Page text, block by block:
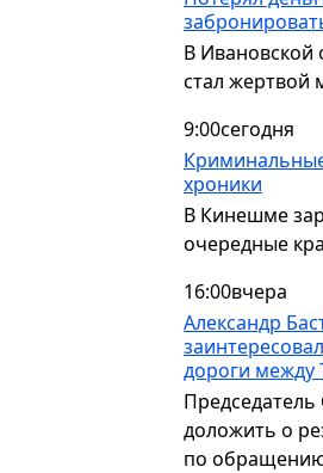
В Ивановской
стал жертвой
9:00сегодня
хроники
В Кинешме
очередные
16:00вчера
Александр
дороги между
доложить о
по